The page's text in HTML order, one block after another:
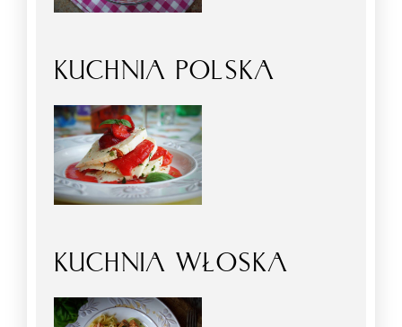
KUCHNIA POLSKA
KUCHNIA WŁOSKA